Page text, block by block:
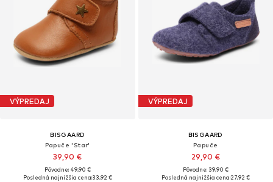
VÝPREDAJ
BISGAARD
Papuče 'Star'
39,90 €
Pôvodne: 49,90 €
Posledná najnižšia cena:33,92 €
VÝPREDAJ
BISGAARD
Papuče
29,90 €
Pôvodne: 39,90 €
Posledná najnižšia cena:27,92 €